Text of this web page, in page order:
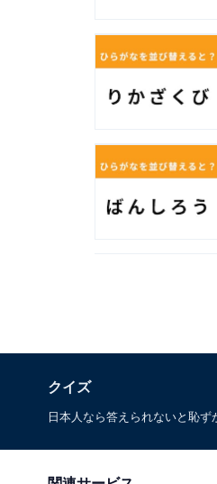
クイズ
日本人なら答えられないと恥